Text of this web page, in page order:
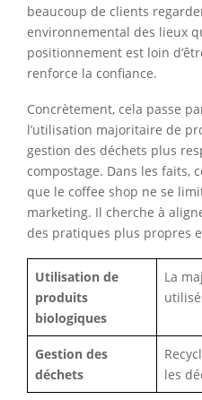
beaucoup de clients
environnemental des lieux
positionnement est loin
renforce la confiance.
Concrètement, cela passe
l’utilisation majoritaire de
gestion des déchets plus
compostage. Dans les faits,
que le coffee shop ne se
marketing. Il cherche à
des pratiques plus propres
Utilisation de
produits
biologiques
La
Gestion des
déchets
les